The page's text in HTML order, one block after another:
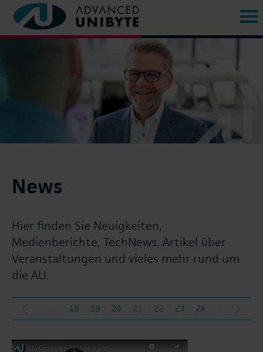
News
Hier finden Sie Neuigkeiten,
Medienberichte, TechNews, Artikel über
Veranstaltungen und vieles mehr rund um
die AU.
18 19 20 21 22 23 24